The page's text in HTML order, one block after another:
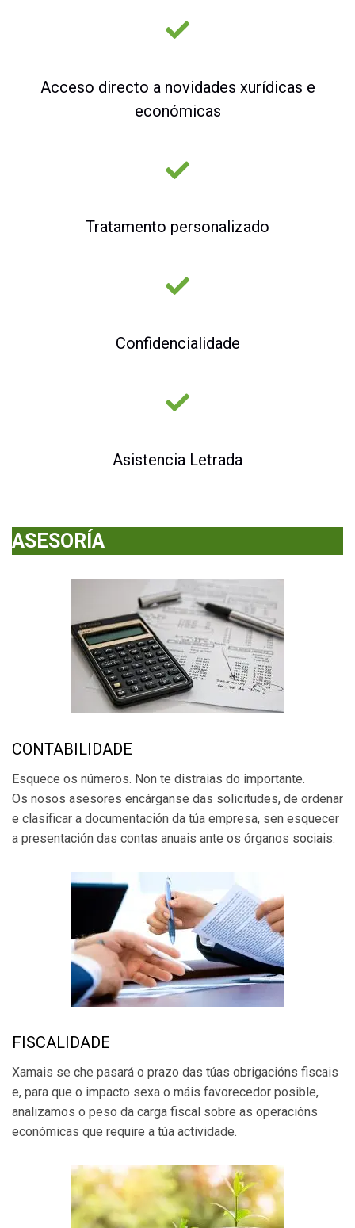
Acceso directo a novidades xurídicas e
económicas
Tratamento personalizado
Confidencialidade
Asistencia Letrada
ASESORÍA
CONTABILIDADE
Esquece os números. Non te distraias do importante.
Os nosos asesores encárganse das solicitudes, de ordenar
e clasificar a documentación da túa empresa, sen esquecer
a presentación das contas anuais ante os órganos sociais.
FISCALIDADE
Xamais se che pasará o prazo das túas obrigacións fiscais
e, para que o impacto sexa o máis favorecedor posible,
analizamos o peso da carga fiscal sobre as operacións
económicas que require a túa actividade.